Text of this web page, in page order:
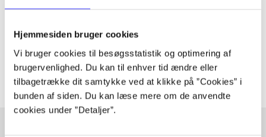
Hjemmesiden bruger cookies
Vi bruger cookies til besøgsstatistik og optimering af
brugervenlighed. Du kan til enhver tid ændre eller
tilbagetrække dit samtykke ved at klikke på ”Cookies” i
bunden af siden. Du kan læse mere om de anvendte
cookies under ”Detaljer”.
Tidsskrift
Artiklerne i handler ofte om